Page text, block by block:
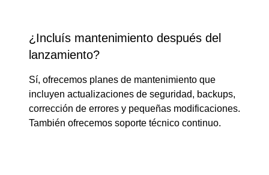
¿Incluís mantenimiento después del
lanzamiento?
Sí, ofrecemos planes de mantenimiento que
incluyen actualizaciones de seguridad, backups,
corrección de errores y pequeñas modificaciones.
También ofrecemos soporte técnico continuo.